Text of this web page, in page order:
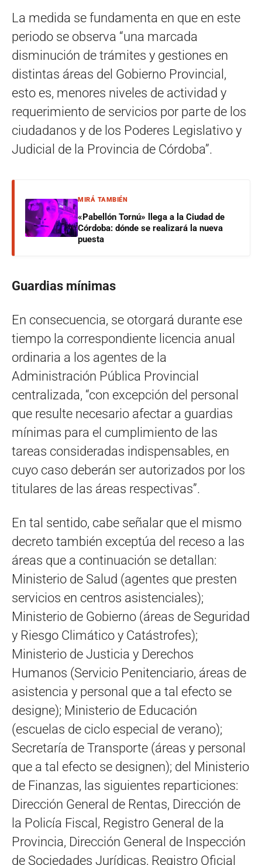
La medida se fundamenta en que en este
periodo se observa “una marcada
disminución de trámites y gestiones en
distintas áreas del Gobierno Provincial,
esto es, menores niveles de actividad y
requerimiento de servicios por parte de los
ciudadanos y de los Poderes Legislativo y
Judicial de la Provincia de Córdoba”.
MIRÁ TAMBIÉN
«Pabellón Tornú» llega a la Ciudad de
Córdoba: dónde se realizará la nueva
puesta
Guardias mínimas
En consecuencia, se otorgará durante ese
tiempo la correspondiente licencia anual
ordinaria a los agentes de la
Administración Pública Provincial
centralizada, “con excepción del personal
que resulte necesario afectar a guardias
mínimas para el cumplimiento de las
tareas consideradas indispensables, en
cuyo caso deberán ser autorizados por los
titulares de las áreas respectivas”.
En tal sentido, cabe señalar que el mismo
decreto también exceptúa del receso a las
áreas que a continuación se detallan:
Ministerio de Salud (agentes que presten
servicios en centros asistenciales);
Ministerio de Gobierno (áreas de Seguridad
y Riesgo Climático y Catástrofes);
Ministerio de Justicia y Derechos
Humanos (Servicio Penitenciario, áreas de
asistencia y personal que a tal efecto se
designe); Ministerio de Educación
(escuelas de ciclo especial de verano);
Secretaría de Transporte (áreas y personal
que a tal efecto se designen); del Ministerio
de Finanzas, las siguientes reparticiones:
Dirección General de Rentas, Dirección de
la Policía Fiscal, Registro General de la
Provincia, Dirección General de Inspección
de Sociedades Jurídicas, Registro Oficial